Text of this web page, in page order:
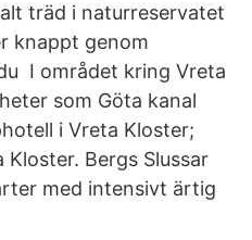
träd i naturreservatet
knappt genom
I området kring Vreta
som Göta kanal
i Vreta Kloster;
Bergs Slussar
med intensivt ärtig